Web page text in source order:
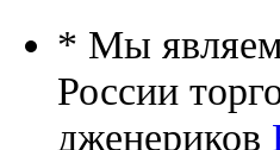
* Мы
России
дженериков